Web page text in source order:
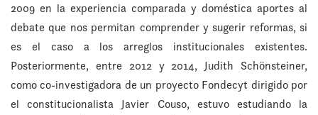
2009 en la experiencia comparada y doméstica aportes al
debate que nos permitan comprender y sugerir reformas, si
es el caso a los arreglos institucionales existentes.
Posteriormente, entre 2012 y 2014, Judith Schönsteiner,
como co-investigadora de un proyecto Fondecyt dirigido por
el constitucionalista Javier Couso, estuvo estudiando la